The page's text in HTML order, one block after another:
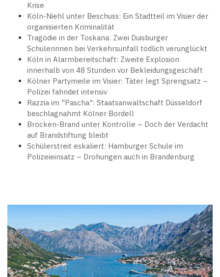
Krise
Köln-Niehl unter Beschuss: Ein Stadtteil im Visier der
organisierten Kriminalität
Tragödie in der Toskana: Zwei Duisburger
Schülerinnen bei Verkehrsunfall tödlich verunglückt
Köln in Alarmbereitschaft: Zweite Explosion
innerhalb von 48 Stunden vor Bekleidungsgeschäft
Kölner Partymeile im Visier: Täter legt Sprengsatz –
Polizei fahndet intensiv
Razzia im "Pascha": Staatsanwaltschaft Düsseldorf
beschlagnahmt Kölner Bordell
Brocken-Brand unter Kontrolle – Doch der Verdacht
auf Brandstiftung bleibt
Schülerstreit eskaliert: Hamburger Schule im
Polizeieinsatz – Drohungen auch in Brandenburg